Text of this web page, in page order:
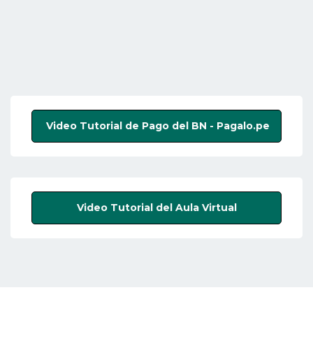
Video Tutorial de Pago del BN - Pagalo.pe
Video Tutorial del Aula Virtual